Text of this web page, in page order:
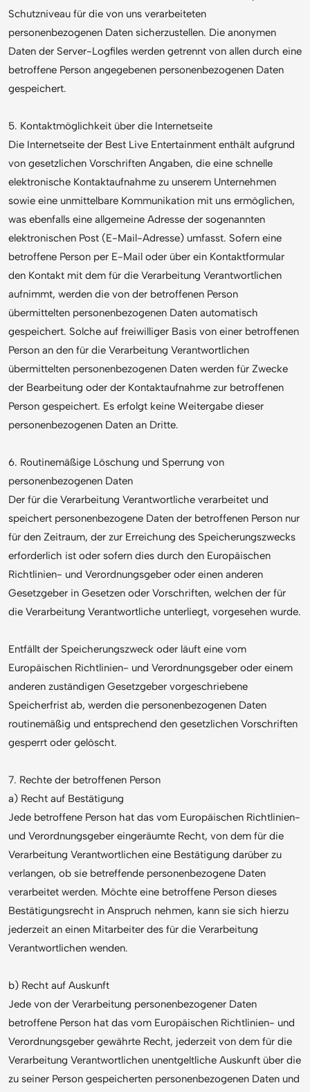
Schutzniveau für die von uns verarbeiteten
personenbezogenen Daten sicherzustellen. Die anonymen
Daten der Server-Logfiles werden getrennt von allen durch eine
betroffene Person angegebenen personenbezogenen Daten
gespeichert.
5. Kontaktmöglichkeit über die Internetseite
Die Internetseite der Best Live Entertainment enthält aufgrund
von gesetzlichen Vorschriften Angaben, die eine schnelle
elektronische Kontaktaufnahme zu unserem Unternehmen
sowie eine unmittelbare Kommunikation mit uns ermöglichen,
was ebenfalls eine allgemeine Adresse der sogenannten
elektronischen Post (E-Mail-Adresse) umfasst. Sofern eine
betroffene Person per E-Mail oder über ein Kontaktformular
den Kontakt mit dem für die Verarbeitung Verantwortlichen
aufnimmt, werden die von der betroffenen Person
übermittelten personenbezogenen Daten automatisch
gespeichert. Solche auf freiwilliger Basis von einer betroffenen
Person an den für die Verarbeitung Verantwortlichen
übermittelten personenbezogenen Daten werden für Zwecke
der Bearbeitung oder der Kontaktaufnahme zur betroffenen
Person gespeichert. Es erfolgt keine Weitergabe dieser
personenbezogenen Daten an Dritte.
6. Routinemäßige Löschung und Sperrung von
personenbezogenen Daten
Der für die Verarbeitung Verantwortliche verarbeitet und
speichert personenbezogene Daten der betroffenen Person nur
für den Zeitraum, der zur Erreichung des Speicherungszwecks
erforderlich ist oder sofern dies durch den Europäischen
Richtlinien- und Verordnungsgeber oder einen anderen
Gesetzgeber in Gesetzen oder Vorschriften, welchen der für
die Verarbeitung Verantwortliche unterliegt, vorgesehen wurde.
Entfällt der Speicherungszweck oder läuft eine vom
Europäischen Richtlinien- und Verordnungsgeber oder einem
anderen zuständigen Gesetzgeber vorgeschriebene
Speicherfrist ab, werden die personenbezogenen Daten
routinemäßig und entsprechend den gesetzlichen Vorschriften
gesperrt oder gelöscht.
7. Rechte der betroffenen Person
a) Recht auf Bestätigung
Jede betroffene Person hat das vom Europäischen Richtlinien-
und Verordnungsgeber eingeräumte Recht, von dem für die
Verarbeitung Verantwortlichen eine Bestätigung darüber zu
verlangen, ob sie betreffende personenbezogene Daten
verarbeitet werden. Möchte eine betroffene Person dieses
Bestätigungsrecht in Anspruch nehmen, kann sie sich hierzu
jederzeit an einen Mitarbeiter des für die Verarbeitung
Verantwortlichen wenden.
b) Recht auf Auskunft
Jede von der Verarbeitung personenbezogener Daten
betroffene Person hat das vom Europäischen Richtlinien- und
Verordnungsgeber gewährte Recht, jederzeit von dem für die
Verarbeitung Verantwortlichen unentgeltliche Auskunft über die
zu seiner Person gespeicherten personenbezogenen Daten und